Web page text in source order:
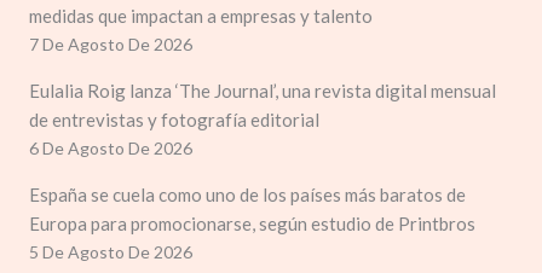
medidas que impactan a empresas y talento
7 De Agosto De 2026
Eulalia Roig lanza ‘The Journal’, una revista digital mensual
de entrevistas y fotografía editorial
6 De Agosto De 2026
España se cuela como uno de los países más baratos de
Europa para promocionarse, según estudio de Printbros
5 De Agosto De 2026